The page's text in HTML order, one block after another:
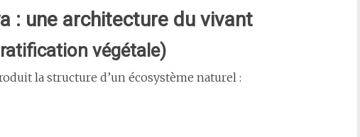
: une architecture du vivant
végétale)
la structure d’un écosystème naturel :